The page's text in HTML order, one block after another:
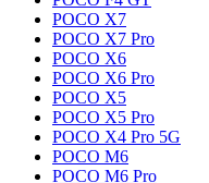
POCO X7
POCO X7 Pro
POCO X6
POCO X6 Pro
POCO X5
POCO X5 Pro
POCO X4 Pro 5G
POCO M6
POCO M6 Pro